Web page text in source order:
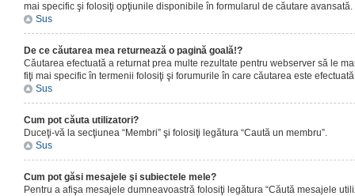
mai specific şi folosiţi opţiunile disponibile în formularul de căutare avansată.
Sus
De ce căutarea mea returnează o pagină goală!?
Căutarea efectuată a returnat prea multe rezultate pentru webserver să le
fiţi mai specific în termenii folosiţi şi forumurile în care căutarea este
Sus
Cum pot căuta utilizatori?
Duceţi-vă la secţiunea “Membri” şi folosiţi legătura “Caută un membru”.
Sus
Cum pot găsi mesajele şi subiectele mele?
Pentru a afişa mesajele dumneavoastră folosiţi legătura “Căută mesajele